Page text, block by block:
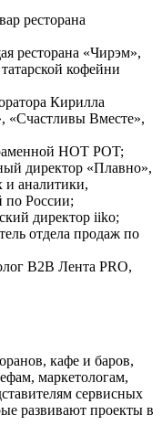
ресторана
ресторана «Чирэм»,
кофейни
Кирилла
«Счастливы Вместе»,
HOT POT;
директор «Плавно»,
и аналитики,
по России;
директор iiko;
отдела продаж по
B2B Лента PRO,
кафе и баров,
маркетологам,
сервисных
развивают проекты в